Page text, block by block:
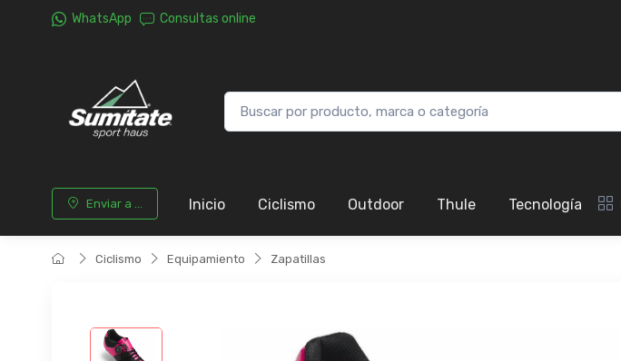
WhatsApp Consultas online
Enviar a ... Inicio Ciclismo Outdoor Thule Tecnología
Ciclismo Equipamiento Zapatillas